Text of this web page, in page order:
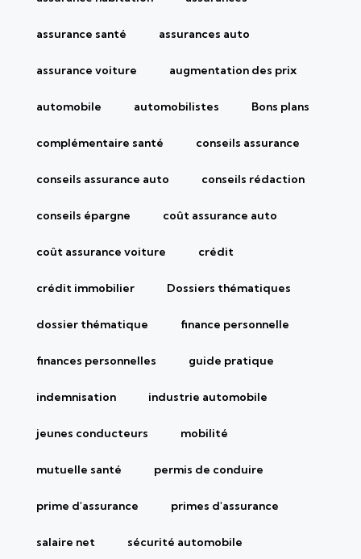
assurance santé assurances auto
assurance voiture augmentation des prix
automobile automobilistes Bons plans
complémentaire santé conseils assurance
conseils assurance auto conseils rédaction
conseils épargne coût assurance auto
coût assurance voiture crédit
crédit immobilier Dossiers thématiques
dossier thématique finance personnelle
finances personnelles guide pratique
indemnisation industrie automobile
jeunes conducteurs mobilité
mutuelle santé permis de conduire
prime d'assurance primes d'assurance
salaire net sécurité automobile